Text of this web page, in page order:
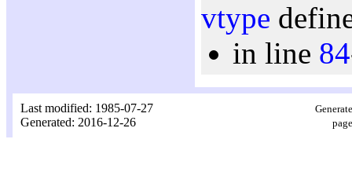
vtype
in line 84
Last modified: 1985-07-27
Generated: 2016-12-26